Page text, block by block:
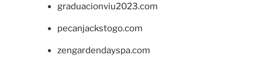
graduacionviu2023.com
pecanjackstogo.com
zengardendayspa.com